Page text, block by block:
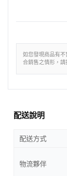
如您發現商品有
合銷售之情形，請
配送說明
配送方式
物流夥伴